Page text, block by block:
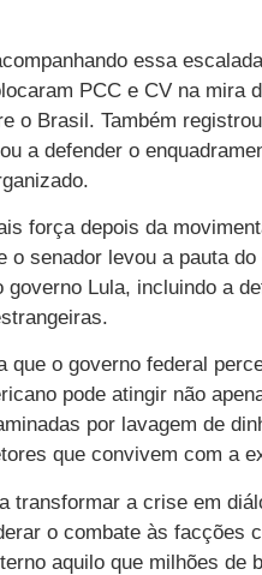
essa
PCC e CV na mira
o Brasil. Também
a defender o
força depois da
o senador levou a pauta
governo Lula, incluindo a
que o governo federal
pode atingir não
por lavagem de
que convivem com a
transformar a crise em
o combate às facções
aquilo que milhões de